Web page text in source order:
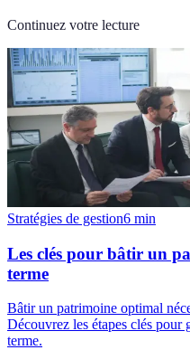
Continuez votre lecture
Stratégies de gestion6 min
Les clés pour bâtir un
terme
Bâtir un patrimoine optimal
Découvrez les étapes clés pour
terme.